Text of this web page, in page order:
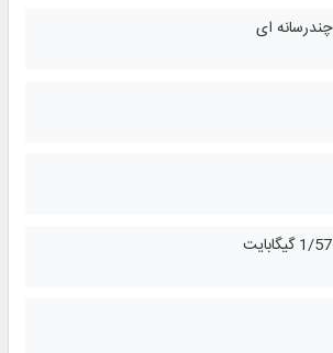
چندرسانه ای
1/57 گیگابایت